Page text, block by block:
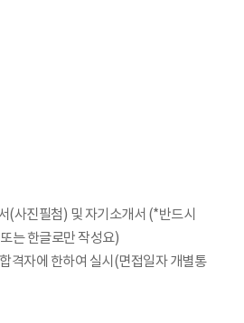
(사진필첨) 및 자기소개서 (*반드시
는 한글로만 작성요)
격자에 한하여 실시(면접일자 개별통